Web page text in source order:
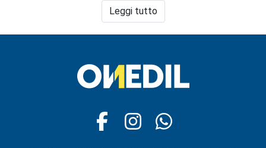
applicabile direttamente sulla ruggine, oppure
smalto sintetico, brillante per
manufatti in ferro e legno. E per qualsiasi dubbio,
Leggi tutto